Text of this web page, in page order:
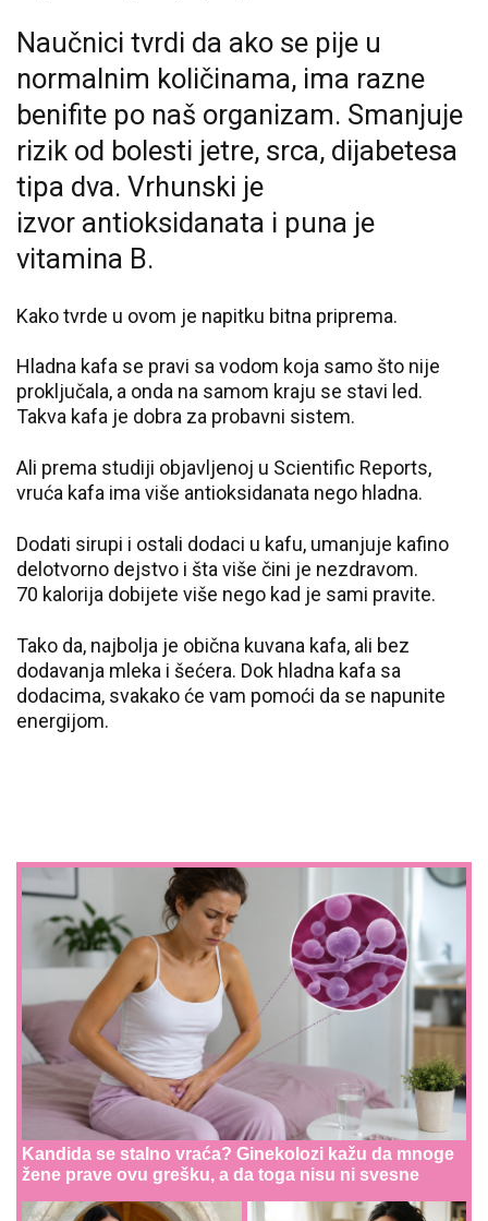
Naučnici tvrdi da ako se pije u
normalnim količinama, ima razne
benifite po naš organizam. Smanjuje
rizik od bolesti jetre, srca, dijabetesa
tipa dva. Vrhunski je
izvor antioksidanata i puna je
vitamina B.
Kako tvrde u ovom je napitku bitna priprema.
Hladna kafa se pravi sa vodom koja samo što nije
proključala, a onda na samom kraju se stavi led.
Takva kafa je dobra za probavni sistem.
Ali prema studiji objavljenoj u Scientific Reports,
vruća kafa ima više antioksidanata nego hladna.
Dodati sirupi i ostali dodaci u kafu, umanjuje kafino
delotvorno dejstvo i šta više čini je nezdravom.
70 kalorija dobijete više nego kad je sami pravite.
Tako da, najbolja je obična kuvana kafa, ali bez
dodavanja mleka i šećera. Dok hladna kafa sa
dodacima, svakako će vam pomoći da se napunite
energijom.
Kandida se stalno vraća? Ginekolozi kažu da mnoge
žene prave ovu grešku, a da toga nisu ni svesne